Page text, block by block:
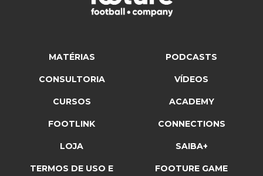
MATÉRIAS PODCASTS
CONSULTORIA VÍDEOS
CURSOS ACADEMY
FOOTLINK CONNECTIONS
LOJA SAIBA+
TERMOS DE USO E FOOTURE GAME